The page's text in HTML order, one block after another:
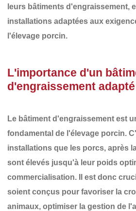
leurs bâtiments d'engraissement,
installations adaptées aux
l'élevage porcin.
L'importance d'un
d'engraissement adapté
Le bâtiment d'engraissement est
fondamental de l'élevage porcin.
installations que les porcs, après
sont élevés jusqu'à leur poids
commercialisation. Il est donc
soient conçus pour favoriser la
animaux, optimiser la gestion de